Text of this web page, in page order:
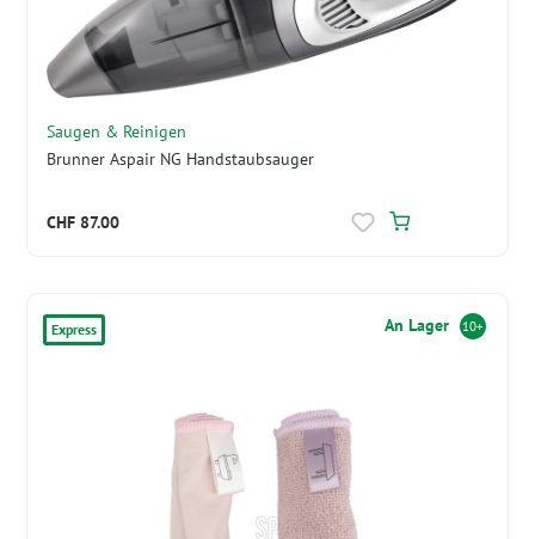
Saugen & Reinigen
Brunner Aspair NG Handstaubsauger
CHF 87.00
Express An Lager 10+